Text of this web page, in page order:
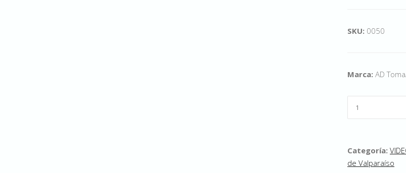
SKU: 0050
Marca: AD
Categoría:
de Valparaíso